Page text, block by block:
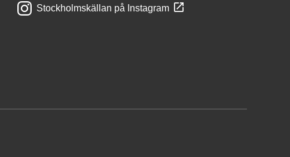
Stockholmskällan på Instagram